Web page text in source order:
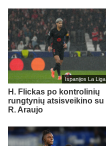
Ispanijos La Liga
H. Flickas po kontrolinių
rungtynių atsisveikino su
R. Araujo